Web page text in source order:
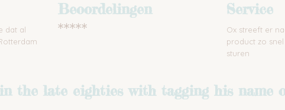
dat al
Beoordelingen
*****
Service
Ox streeft er
product zo
sturen
the late eighties with tagging his name